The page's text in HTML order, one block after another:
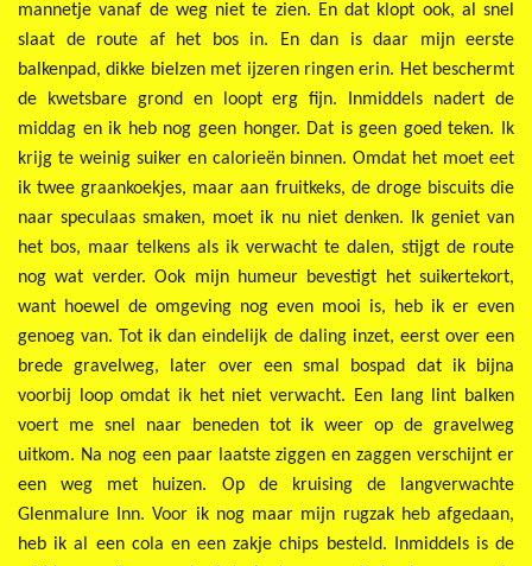
mannetje vanaf de weg niet te zien. En dat klopt ook, al snel
slaat de route af het bos in. En dan is daar mijn eerste
balkenpad, dikke bielzen met ijzeren ringen erin. Het beschermt
de kwetsbare grond en loopt erg fijn. Inmiddels nadert de
middag en ik heb nog geen honger. Dat is geen goed teken. Ik
krijg te weinig suiker en calorieën binnen. Omdat het moet eet
ik twee graankoekjes, maar aan fruitkeks, de droge biscuits die
naar speculaas smaken, moet ik nu niet denken. Ik geniet van
het bos, maar telkens als ik verwacht te dalen, stijgt de route
nog wat verder. Ook mijn humeur bevestigt het suikertekort,
want hoewel de omgeving nog even mooi is, heb ik er even
genoeg van. Tot ik dan eindelijk de daling inzet, eerst over een
brede gravelweg, later over een smal bospad dat ik bijna
voorbij loop omdat ik het niet verwacht. Een lang lint balken
voert me snel naar beneden tot ik weer op de gravelweg
uitkom. Na nog een paar laatste ziggen en zaggen verschijnt er
een weg met huizen. Op de kruising de langverwachte
Glenmalure Inn. Voor ik nog maar mijn rugzak heb afgedaan,
heb ik al een cola en een zakje chips besteld. Inmiddels is de